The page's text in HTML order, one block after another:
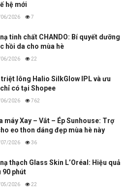
hệ mới
2026 7
tinh chất CHANDO: Bí quyết dưỡng
hồi da cho mùa hè
2026 22
triệt lông Halio SilkGlow IPL và ưu
có tại Shopee
2026 762
máy Xay – Vắt – Ép Sunhouse: Trợ
eo thon dáng đẹp mùa hè này
2026 36
thạch Glass Skin L’Oréal: Hiệu quả
90 phút
2026 22